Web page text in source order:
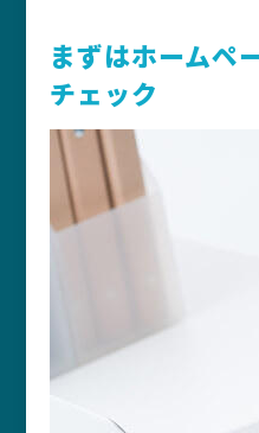
まずはホームペ
チェック